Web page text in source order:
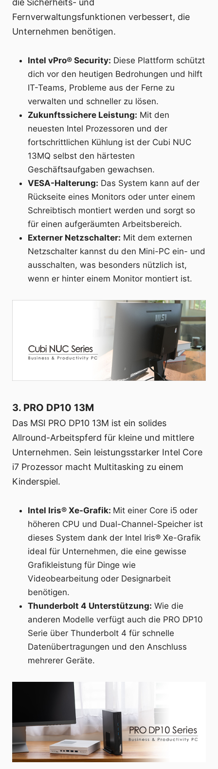
die Sicherheits- und
Fernverwaltungsfunktionen verbessert, die
Unternehmen benötigen.
Intel vPro® Security: Diese Plattform schützt
dich vor den heutigen Bedrohungen und hilft
IT-Teams, Probleme aus der Ferne zu
verwalten und schneller zu lösen.
Zukunftssichere Leistung: Mit den
neuesten Intel Prozessoren und der
fortschrittlichen Kühlung ist der Cubi NUC
13MQ selbst den härtesten
Geschäftsaufgaben gewachsen.
VESA-Halterung: Das System kann auf der
Rückseite eines Monitors oder unter einem
Schreibtisch montiert werden und sorgt so
für einen aufgeräumten Arbeitsbereich.
Externer Netzschalter: Mit dem externen
Netzschalter kannst du den Mini-PC ein- und
ausschalten, was besonders nützlich ist,
wenn er hinter einem Monitor montiert ist.
3. PRO DP10 13M
Das MSI PRO DP10 13M ist ein solides
Allround-Arbeitspferd für kleine und mittlere
Unternehmen. Sein leistungsstarker Intel Core
i7 Prozessor macht Multitasking zu einem
Kinderspiel.
Intel Iris® Xe-Grafik: Mit einer Core i5 oder
höheren CPU und Dual-Channel-Speicher ist
dieses System dank der Intel Iris® Xe-Grafik
ideal für Unternehmen, die eine gewisse
Grafikleistung für Dinge wie
Videobearbeitung oder Designarbeit
benötigen.
Thunderbolt 4 Unterstützung: Wie die
anderen Modelle verfügt auch die PRO DP10
Serie über Thunderbolt 4 für schnelle
Datenübertragungen und den Anschluss
mehrerer Geräte.